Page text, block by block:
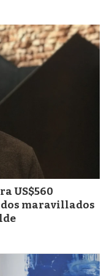
d
a
US$560
maravillados